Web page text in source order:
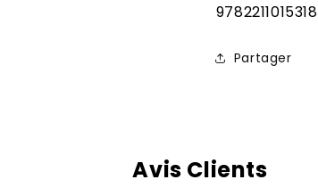
SKU:
9782211015318
Partager
Avis Clients